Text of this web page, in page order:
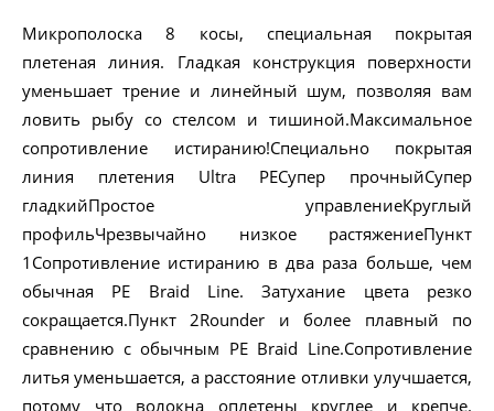
Микрополоска 8 косы, специальная покрытая
плетеная линия. Гладкая конструкция поверхности
уменьшает трение и линейный шум, позволяя вам
ловить рыбу со стелсом и тишиной.Максимальное
сопротивление истиранию!Специально покрытая
линия плетения Ultra PEСупер прочныйСупер
гладкийПростое управлениеКруглый
профильЧрезвычайно низкое растяжениеПункт
1Сопротивление истиранию в два раза больше, чем
обычная PE Braid Line. Затухание цвета резко
сокращается.Пункт 2Rounder и более плавный по
сравнению с обычным PE Braid Line.Сопротивление
литья уменьшается, а расстояние отливки улучшается,
потому что волокна оплетены круглее и крепче.